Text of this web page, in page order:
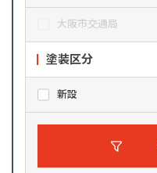
大阪市交通局
塗装区分
新設